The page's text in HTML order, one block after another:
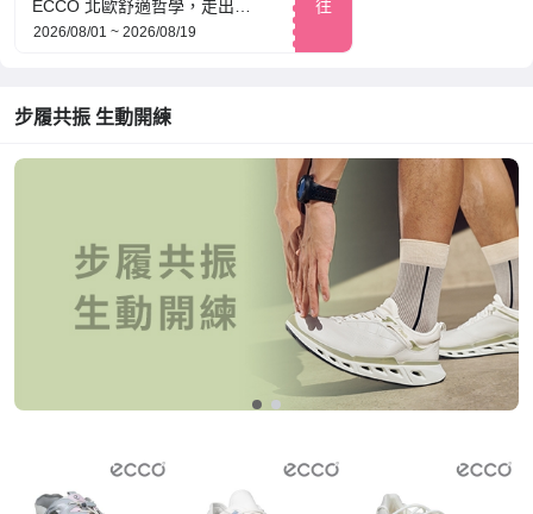
2026/08/01 ~ 2026/08/19
往
步履共振 生動開練